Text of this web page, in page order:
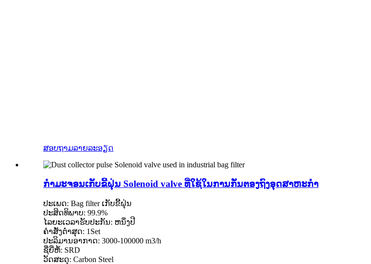
ສອບຖາມລາຍລະອຽດ
ກໍາມະຈອນເກັບຂີ້ຝຸ່ນ Solenoid valve ທີ່ໃຊ້ໃນການກັ່ນຕອງຖົງອຸດສາຫະກໍາ
ປະເພດ: Bag filter ເກັບຂີ້ຝຸ່ນ
ປະສິດທິພາບ: 99.9%
ໄລຍະເວລາຮັບປະກັນ: ຫນຶ່ງປີ
ຄໍາສັ່ງຕໍ່າສຸດ: 1Set
ປະລິມານອາກາດ: 3000-100000 m3/h
ຊື່ຍີ່ຫໍ້: SRD
ວັດສະດຸ: Carbon Steel